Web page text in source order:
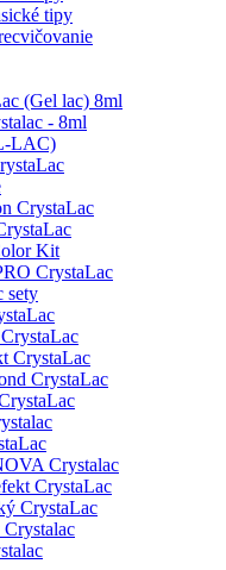
tipy
(Gel lac) 8ml
- 8ml
LAC)
CrystaLac
Kit
CrystaLac
sety
CrystaLac
CrystaLac
Crystalac
CrystaLac
CrystaLac